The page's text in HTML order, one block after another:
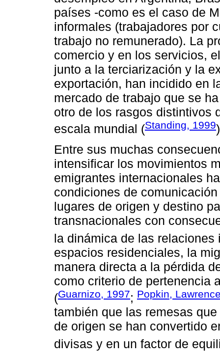
países -como es el caso de
informales (trabajadores por
trabajo no remunerado). La
comercio y en los servicios,
junto a la terciarización y la
exportación, han incidido en
mercado de trabajo que se
otro de los rasgos distintivos
escala mundial (Standing, 1999
Entre sus muchas
intensificar los movimientos
emigrantes internacionales
condiciones de
lugares de origen y destino
transnacionales con
la dinámica de las relaciones
espacios residenciales, la
manera directa a la pérdida
como criterio de pertenencia
(Guarnizo, 1997; Popkin,
también que las remesas
de origen se han convertido
divisas y en un factor de